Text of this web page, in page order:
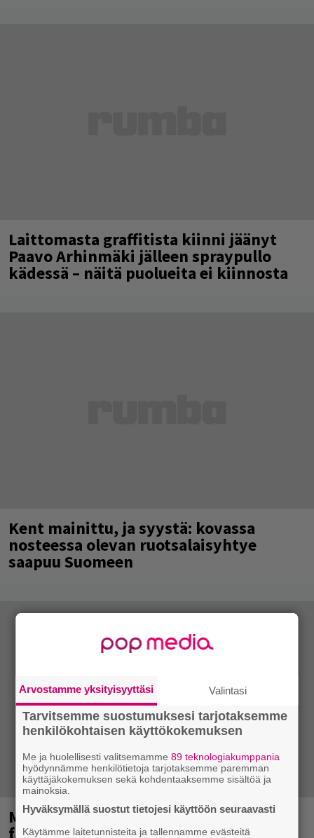
Laittomasta graffitista kiinni jäänyt
Paavo Arhinmäki jälleen spraypullo
kädessä – näitä puolueita ei kiinnosta
Kent mainittu, ja syystä: kovassa
nosteessa olevan ruotsalaisyhtye
saapuu Suomeen
Mainioita uutisia Remu Aaltosen
faneille
Arvostamme yksityisyyttäsi Valintasi
Tarvitsemme suostumuksesi tarjotaksemme
henkilökohtaisen käyttökokemuksen
Me ja huolellisesti valitsemamme89 teknologiakumppania
hyödynnämme henkilötietoja tarjotaksemme paremman
käyttäjäkokemuksen sekä kohdentaaksemme sisältöä ja
mainoksia.
Hyväksymällä suostut tietojesi käyttöön seuraavasti
Käytämme laitetunnisteita ja tallennamme evästeitä